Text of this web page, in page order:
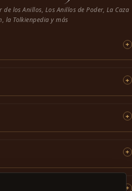
los Anillos, Los Anillos de Poder, La Caza
la Tolkienpedia y más